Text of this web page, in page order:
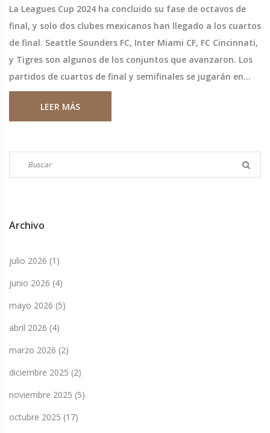
La Leagues Cup 2024 ha concluido su fase de octavos de
final, y solo dos clubes mexicanos han llegado a los cuartos
de final. Seattle Sounders FC, Inter Miami CF, FC Cincinnati,
y Tigres son algunos de los conjuntos que avanzaron. Los
partidos de cuartos de final y semifinales se jugarán en
agosto, mientras que la final se disputará el 25 de agosto.
LEER MÁS
Archivo
julio 2026 (1)
junio 2026 (4)
mayo 2026 (5)
abril 2026 (4)
marzo 2026 (2)
diciembre 2025 (2)
noviembre 2025 (5)
octubre 2025 (17)